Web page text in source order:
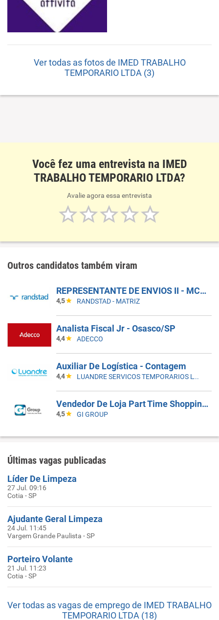
Ver todas as fotos de IMED TRABALHO
TEMPORARIO LTDA (3)
Você fez uma entrevista na IMED
TRABALHO TEMPORARIO LTDA?
Avalie agora essa entrevista
Outros candidatos também viram
REPRESENTANTE DE ENVIOS II - MCDLIVRE
4,5 RANDSTAD - MATRIZ
Analista Fiscal Jr - Osasco/SP
4,4 ADECCO
Auxiliar De Logística - Contagem
4,4 LUANDRE SERVICOS TEMPORARIOS LTDA. (C-I)
Vendedor De Loja Part Time Shopping Morumbi
4,5 GI GROUP
Últimas vagas publicadas
Líder De Limpeza
27 Jul. 09:16
Cotia - SP
Ajudante Geral Limpeza
24 Jul. 11:45
Vargem Grande Paulista - SP
Porteiro Volante
21 Jul. 11:23
Cotia - SP
Ver todas as vagas de emprego de IMED TRABALHO
TEMPORARIO LTDA (18)